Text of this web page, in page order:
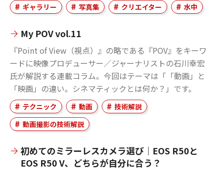
ギャラリー 写真集 クリエイター 水中
My POV vol.11
『Point of View（視点）』の略である『POV』をキーワ
ードに映像プロデューサー／ジャーナリストの石川幸宏
氏が解説する連載コラム。今回はテーマは「「動画」と
「映画」の違い。シネマティックとは何か？」です。
テクニック 動画
技術解説
動画撮影の技術解説
初めてのミラーレスカメラ選び｜EOS R50と
EOS R50 V、どちらが自分に合う？